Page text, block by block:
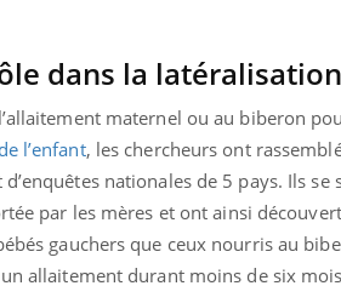
dans la
maternel ou au biberon
l’enfant, les chercheurs ont
nationales de 5 pays. Ils
par les mères et ont ainsi
gauchers que ceux nourris au
allaitement durant moins de six
& Ramadan 2026Youtube